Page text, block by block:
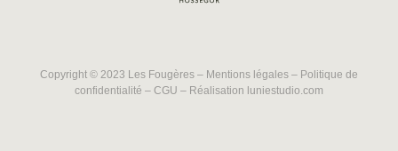
Copyright © 2023 Les Fougères – Mentions légales – Politique de
confidentialité – CGU – Réalisation luniestudio.com